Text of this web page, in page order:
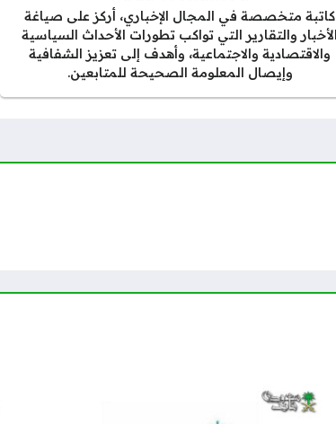
كاتبة متخصصة في المجال الإخباري، أركز على صياغة
الأخبار والتقارير التي تواكب تطورات الأحداث السياسية
والاقتصادية والاجتماعية، وأهدف إلى تعزيز الشفافية
وإيصال المعلومة الصحيحة للمتابعين.